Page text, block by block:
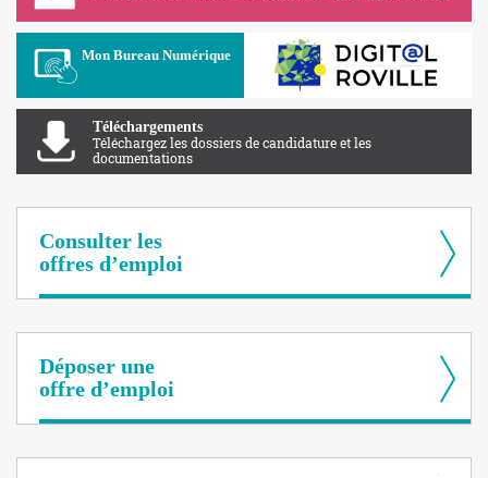
Mon Bureau Numérique Apolearn
Téléchargements
Téléchargez les dossiers de candidature et les
documentations
Consulter les
offres d’emploi
Déposer une
offre d’emploi